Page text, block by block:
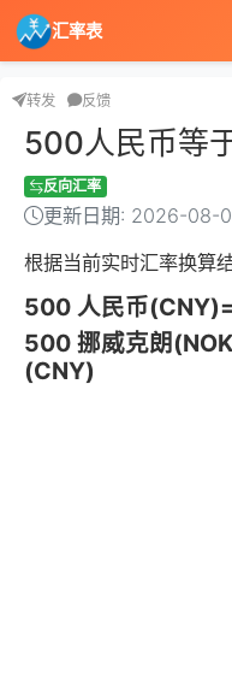
汇率表
转发 反馈
500人民币等
反向汇率
更新日期: 2026-08-
根据当前实时汇率换算
500 人民币
500 挪威克朗
(CNY)